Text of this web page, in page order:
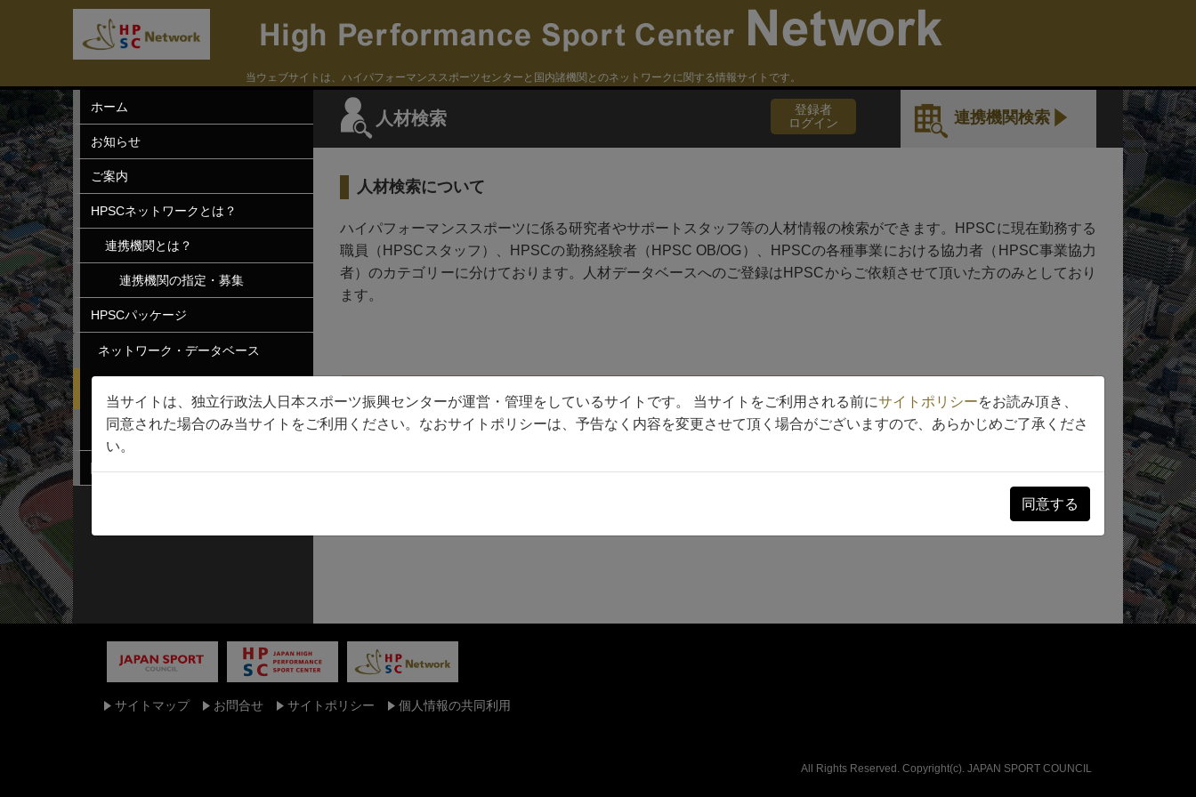
当ウェブサイトは、ハイパフォーマンススポーツセンターと国内諸機関とのネットワークに関する情報サイトです。
ホーム
お知らせ
ご案内
HPSCネットワークとは？
連携機関とは？
連携機関の指定・募集
HPSCパッケージ
ネットワーク・データベース
連携機関検索
人材検索
登録者
ログイン
連携機関検索
人材検索について
ハイパフォーマンススポーツに係る研究者やサポートスタッフ等の人材情報の検索ができます。HPSCに現在勤務する
職員（HPSCスタッフ）、HPSCの勤務経験者（HPSC OB/OG）、HPSCの各種事業における協力者（HPSC事業協力
者）のカテゴリーに分けております。人材データベースへのご登録はHPSCからご依頼させて頂いた方のみとしており
ます。
Error:
404 Not Found. （指定の記事等がありません）
サイトマップ お問合せ サイトポリシー 個人情報の共同利用
All Rights Reserved. Copyright(c). JAPAN SPORT COUNCIL
当サイトは、独立行政法人日本スポーツ振興センターが運営・管理をしているサイトです。 当サイトをご利用される前にサイトポリシーをお読み頂き、
同意された場合のみ当サイトをご利用ください。なおサイトポリシーは、予告なく内容を変更させて頂く場合がございますので、あらかじめご了承くださ
い。
同意する